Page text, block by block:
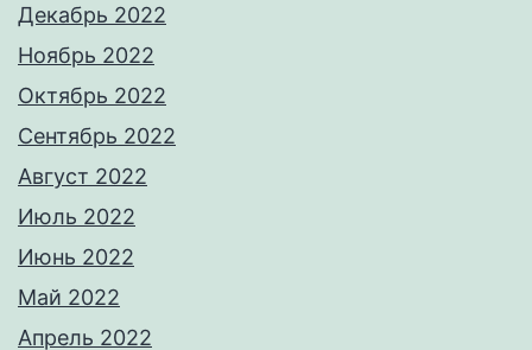
Декабрь 2022
Ноябрь 2022
Октябрь 2022
Сентябрь 2022
Август 2022
Июль 2022
Июнь 2022
Май 2022
Апрель 2022